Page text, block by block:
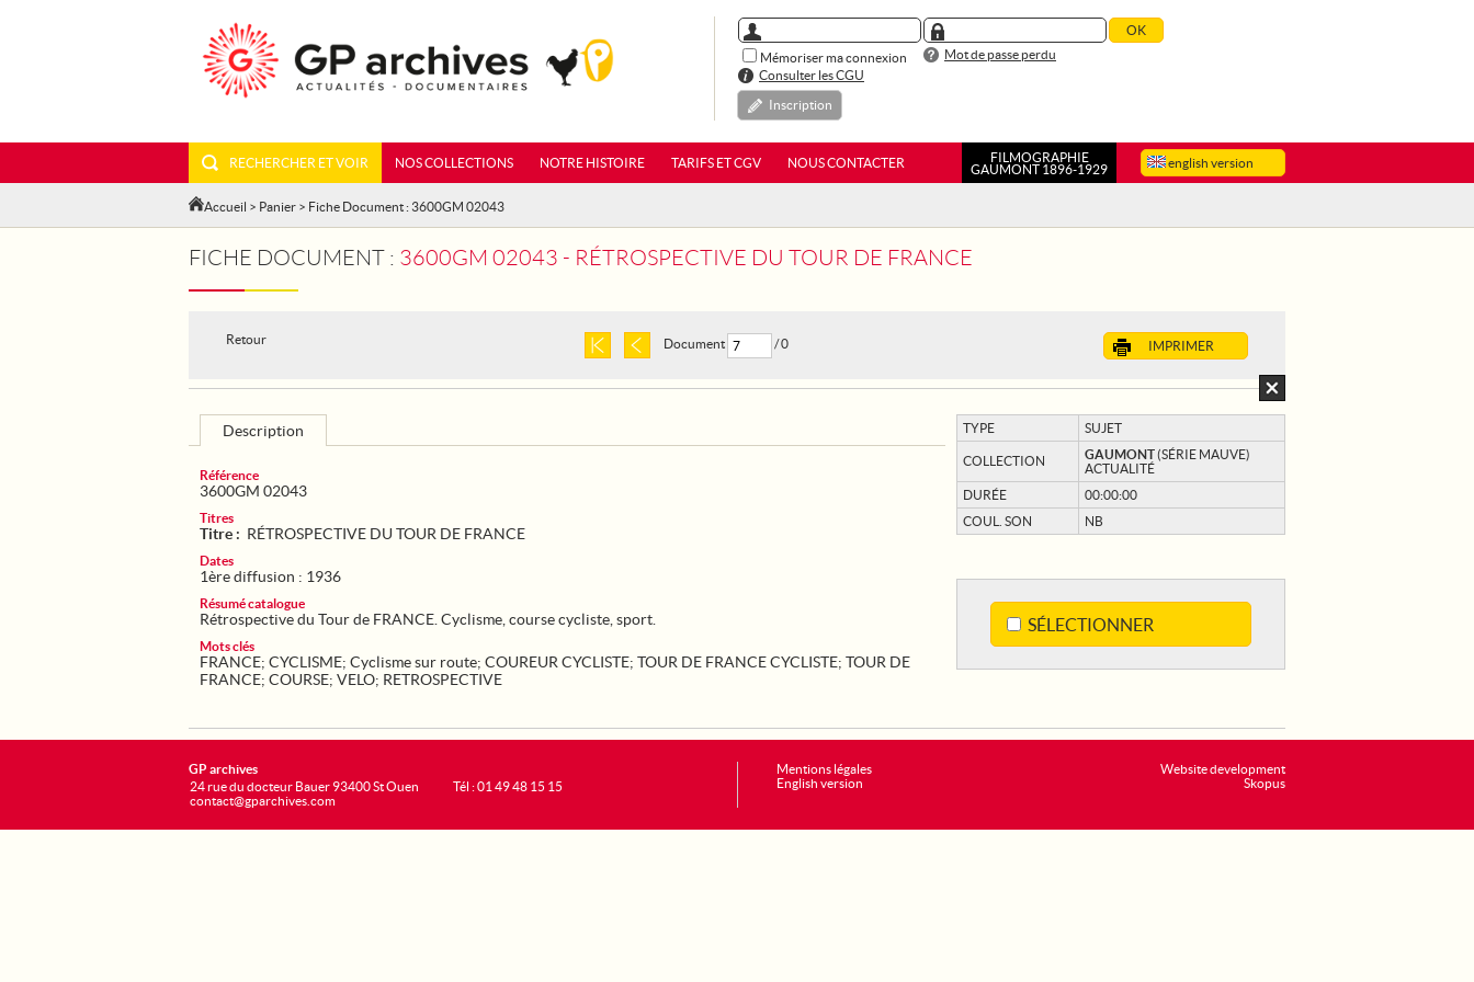
Mémoriser ma connexion
Mot de passe perdu
Consulter les CGU
Inscription
english version
RECHERCHER ET VOIR NOS COLLECTIONS NOTRE HISTOIRE TARIFS ET CGV NOUS CONTACTER
FILMOGRAPHIE
GAUMONT 1896-1929
Accueil > Panier > Fiche Document : 3600GM 02043
FICHE DOCUMENT : 3600GM 02043 - RÉTROSPECTIVE DU TOUR DE FRANCE
Retour IMPRIMER
Document / 0
TYPE SUJET
COLLECTION GAUMONT(SÉRIE MAUVE)
ACTUALITÉ
DURÉE
00:00:00
COUL. SON
NB
SÉLECTIONNER
Description
Référence
3600GM 02043
Titres
Titre : RÉTROSPECTIVE DU TOUR DE FRANCE
Dates
1ère diffusion : 1936
Résumé catalogue
Rétrospective du Tour de FRANCE. Cyclisme, course cycliste, sport.
Mots clés
FRANCE; CYCLISME; Cyclisme sur route; COUREUR CYCLISTE; TOUR DE FRANCE CYCLISTE; TOUR DE
FRANCE; COURSE; VELO; RETROSPECTIVE
Website development
Skopus
GP archives
24 rue du docteur Bauer 93400 St Ouen
contact@gparchives.com
Tél : 01 49 48 15 15
Mentions légales
English version